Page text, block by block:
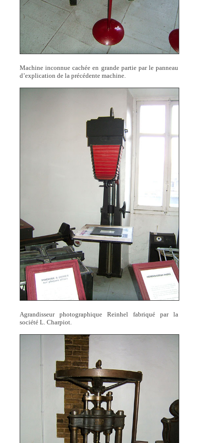
Machine inconnue cachée en grande partie par le panneau
d’explication de la précédente machine.
Agrandisseur photographique Reinhel fabriqué par la
société L. Charpiot.